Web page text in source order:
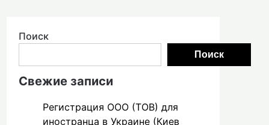
Поиск
Поиск
Свежие записи
Регистрация ООО (ТОВ) для
иностранца в Украине (Киев